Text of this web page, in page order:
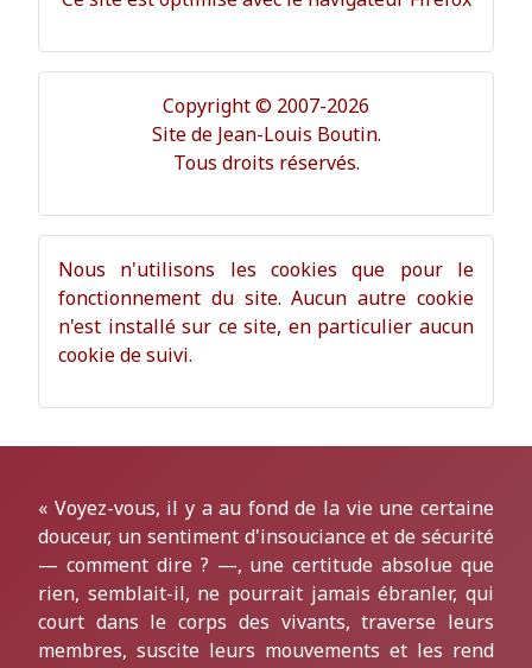
Copyright © 2007-2026
Site de Jean-Louis Boutin.
Tous droits réservés.
Nous n'utilisons les cookies que pour le
fonctionnement du site. Aucun autre cookie
n'est installé sur ce site, en particulier aucun
cookie de suivi.
« Voyez-vous, il y a au fond de la vie une certaine
douceur, un sentiment d'insouciance et de sécurité
— comment dire ? —, une certitude absolue que
rien, semblait-il, ne pourrait jamais ébranler, qui
court dans le corps des vivants, traverse leurs
membres, suscite leurs mouvements et les rend